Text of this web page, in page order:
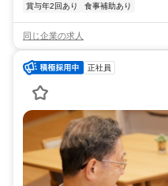
賞与年2回あり
食事補助あり
同じ企業の求人
正社員